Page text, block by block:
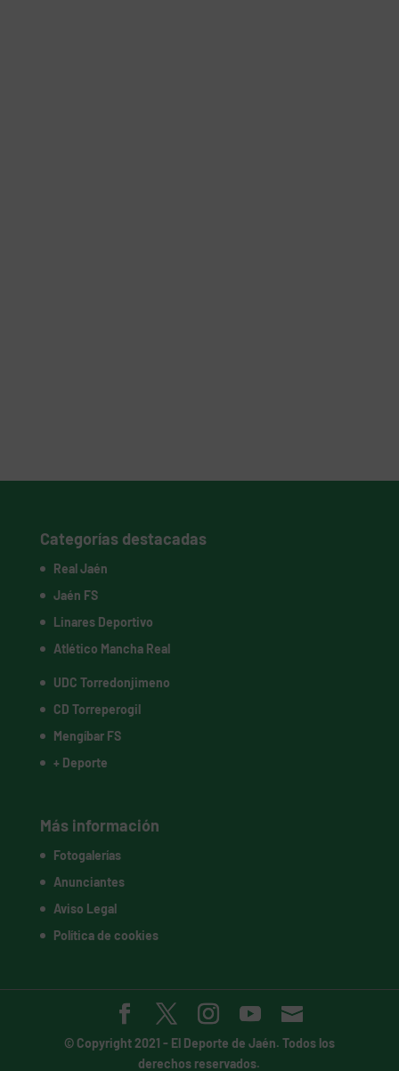
Categorías destacadas
Real Jaén
Jaén FS
Linares Deportivo
Atlético Mancha Real
UDC Torredonjimeno
CD Torreperogil
Mengíbar FS
+ Deporte
Más información
Fotogalerías
Anunciantes
Aviso Legal
Política de cookies
© Copyright 2021 - El Deporte de Jaén. Todos los
derechos reservados.